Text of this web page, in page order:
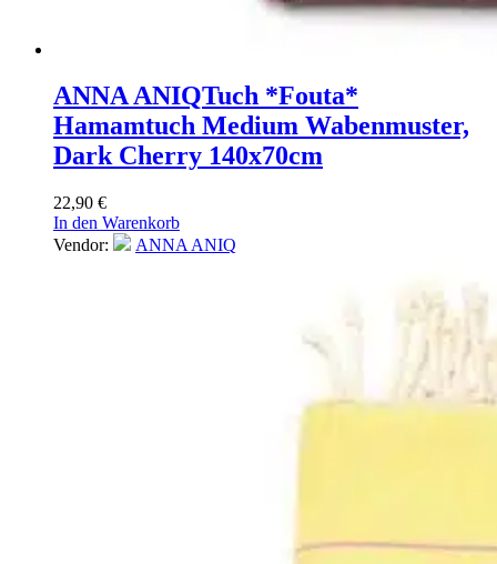
ANNA ANIQTuch *Fouta*
Hamamtuch Medium Wabenmuster,
Dark Cherry 140x70cm
22,90 €
In den Warenkorb
Vendor:
ANNA ANIQ